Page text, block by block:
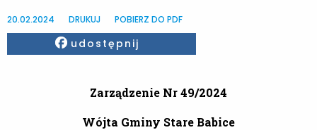
20.02.2024 DRUKUJ POBIERZ DO PDF
Facebook
udostępnij
Zarządzenie Nr 49/2024
Wójta Gminy Stare Babice